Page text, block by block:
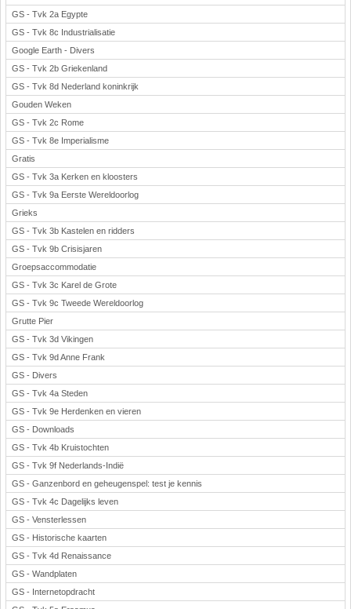
GS - Tvk 2a Egypte
GS - Tvk 8c Industrialisatie
Google Earth - Divers
GS - Tvk 2b Griekenland
GS - Tvk 8d Nederland koninkrijk
Gouden Weken
GS - Tvk 2c Rome
GS - Tvk 8e Imperialisme
Gratis
GS - Tvk 3a Kerken en kloosters
GS - Tvk 9a Eerste Wereldoorlog
Grieks
GS - Tvk 3b Kastelen en ridders
GS - Tvk 9b Crisisjaren
Groepsaccommodatie
GS - Tvk 3c Karel de Grote
GS - Tvk 9c Tweede Wereldoorlog
Grutte Pier
GS - Tvk 3d Vikingen
GS - Tvk 9d Anne Frank
GS - Divers
GS - Tvk 4a Steden
GS - Tvk 9e Herdenken en vieren
GS - Downloads
GS - Tvk 4b Kruistochten
GS - Tvk 9f Nederlands-Indië
GS - Ganzenbord en geheugenspel: test je kennis
GS - Tvk 4c Dagelijks leven
GS - Vensterlessen
GS - Historische kaarten
GS - Tvk 4d Renaissance
GS - Wandplaten
GS - Internetopdracht